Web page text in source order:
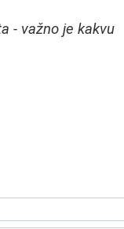
- važno je kakvu